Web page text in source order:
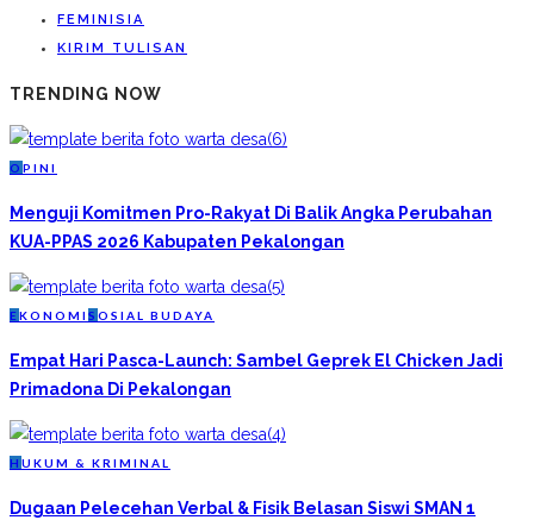
FEMINISIA
KIRIM TULISAN
TRENDING NOW
O PINI
Menguji Komitmen Pro-Rakyat Di Balik Angka Perubahan
KUA-PPAS 2026 Kabupaten Pekalongan
EKONOMI S OSIAL BUDAYA
Empat Hari Pasca-Launch: Sambel Geprek El Chicken Jadi
Primadona Di Pekalongan
H UKUM & KRIMINAL
Dugaan Pelecehan Verbal & Fisik Belasan Siswi SMAN 1